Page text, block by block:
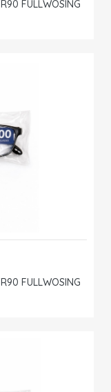
FULLWOSING
FULLWOSING